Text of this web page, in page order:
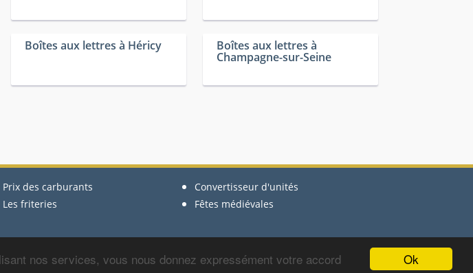
Ok
nos services, vous nous donnez expressément votre accord
Boîtes aux lettres à Héricy Boîtes aux lettres à
Champagne-sur-Seine
Prix des carburants
Les friteries
Convertisseur d'unités
Fêtes médiévales
Ce site n'a aucun lien avec le groupe La Poste - Copyright © 2012-2024 BoitesLettres.com